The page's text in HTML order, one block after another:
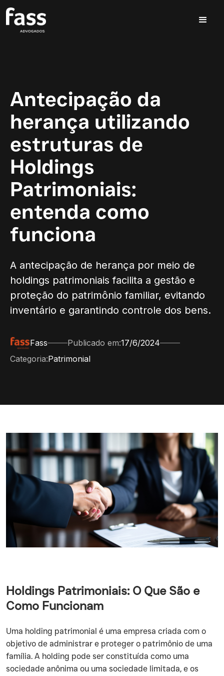
Antecipação da
herança utilizando
estruturas de
Holdings
Patrimoniais:
entenda como
funciona
A antecipação de herança por meio de
holdings patrimoniais facilita a gestão e
proteção do patrimônio familiar, evitando
inventário e garantindo controle dos bens.
Fass Publicado em:17/6/2024
Categoria:Patrimonial
Holdings Patrimoniais: O Que São e
Como Funcionam
‍Uma holding patrimonial é uma empresa criada com o
objetivo de administrar e proteger o patrimônio de uma
família. A holding pode ser constituída como uma
sociedade anônima ou uma sociedade limitada, e os